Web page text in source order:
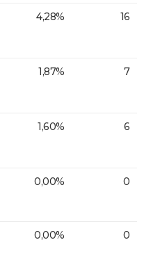
4,28% 16
1,87% 7
1,60% 6
0,00% 0
0,00% 0